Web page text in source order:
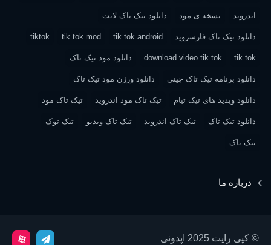
اندروید نسخه ی مود دانلود تیک تاک لایت
دانلود تیک تاک فارسروید tik tok android
tik tok mod
tiktok
tik tok
download video tik tok دانلود مود تیک تاک
دانلود برنامه تیک تاک چینی دانلود ورژن مود تیک تاک
دانلود ویدید های تیک تیام تیک تاک مود اندروید تیک تاک مود
دانلود تیک تاک تیک تاک اندروید تیک تاک ویدیو تیک توک
تیک تاک
درباره ما
© کپی رایت 2025 اپدونی